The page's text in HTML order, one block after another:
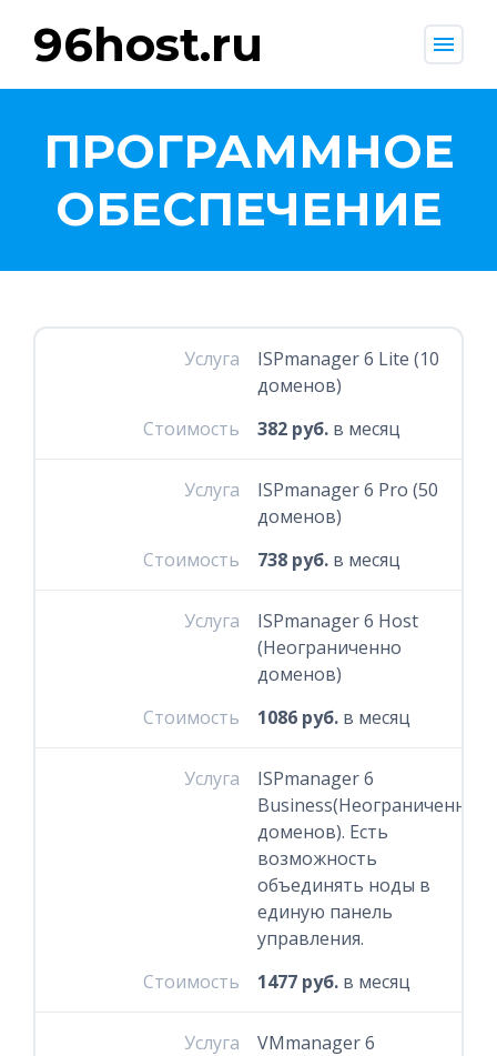
96host.ru menu
ПРОГРАММНОЕ
ОБЕСПЕЧЕНИЕ
Услуга
ISPmanager 6 Lite (10
доменов)
Стоимость
382 руб.в месяц
Услуга
ISPmanager 6 Pro (50
доменов)
Стоимость
738 руб.в месяц
Услуга
ISPmanager 6 Host
(Неограниченно
доменов)
Стоимость
1086 руб.в месяц
Услуга
ISPmanager 6
Business(Неограниченно
доменов). Есть
возможность
объединять ноды в
единую панель
управления.
Стоимость
1477 руб.в месяц
Услуга
VMmanager 6